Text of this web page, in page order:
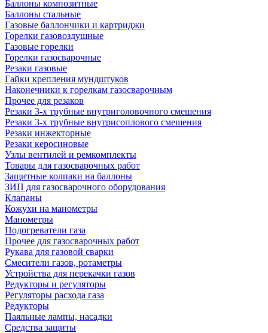
Баллоны композитные
Баллоны стальные
Газовые баллончики и картриджи
Горелки газовоздушные
Газовые горелки
Горелки газосварочные
Резаки газовые
Гайки крепления мундштуков
Наконечники к горелкам газосварочным
Прочее для резаков
Резаки 3-х трубные внутриголовочного смешения
Резаки 3-х трубные внутрисоплового смешения
Резаки инжекторные
Резаки керосиновые
Узлы вентилей и ремкомплекты
Товары для газосварочных работ
Защитные колпаки на баллоны
ЗИП для газосварочного оборудования
Клапаны
Кожухи на манометры
Манометры
Подогреватели газа
Прочее для газосварочных работ
Рукава для газовой сварки
Смесители газов, ротаметры
Устройства для перекачки газов
Редукторы и регуляторы
Регуляторы расхода газа
Редукторы
Паяльные лампы, насадки
Средства защиты